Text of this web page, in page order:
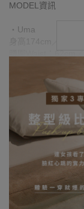
MODEL資訊
‧Uma
身高174cm／ 體重
身高165cm／ 體
腰圍Waist：72cm
‧試穿報告：模特